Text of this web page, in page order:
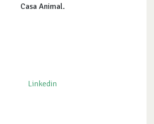
Casa Animal.
Linkedin